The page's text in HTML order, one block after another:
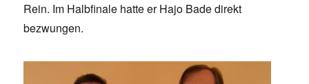
Rein. Im Halbfinale hatte er Hajo Bade direkt
bezwungen.